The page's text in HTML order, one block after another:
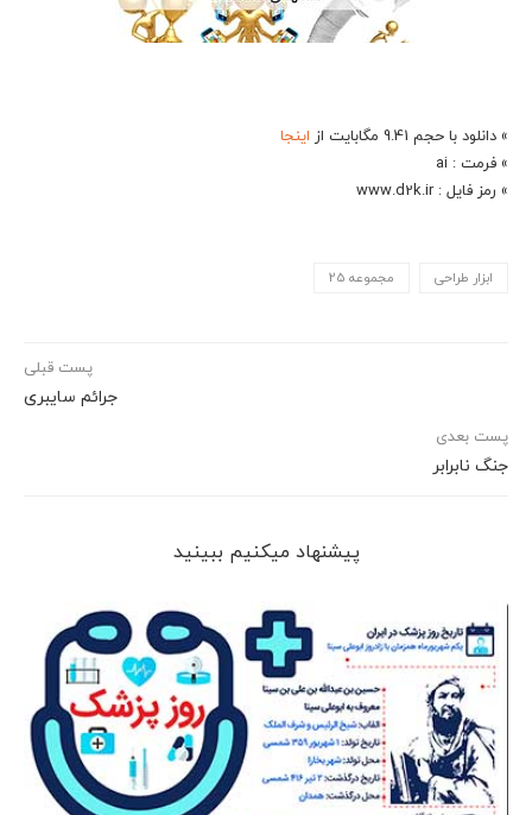
» دانلود با حجم 9.41 مگابایت از
اینجا
» فرمت : ai
» رمز فایل : www.d2k.ir
ابزار طراحی مجموعه 25
پست قبلی
جرائم سایبری
پست بعدی
جنگ نابرابر
پیشنهاد می‎کنیم ببینید